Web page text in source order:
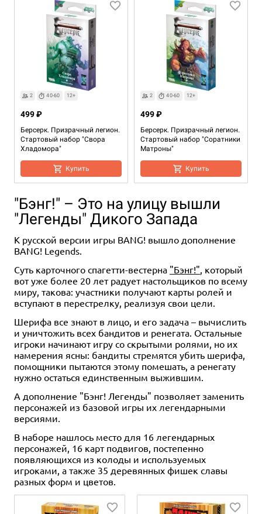
2 40-60 12+
Берсерк. Призрачный легион.
Стартовый набор "Свора
Хладомора"
499 ₽
Купить
2 40-60 12+
Берсерк. Призрачный легион.
Стартовый набор "Соратники
Матроны"
499 ₽
Купить
2 40-60 12+
Берсерк. Призрачный легион.
Бустер
1 отзыв
175 ₽
2 40-60 12+
Берсерк. Призрачный легион.
Дисплей бустеров
4 отзыва
3 490 ₽ 4 200 ₽ -17%
2 40-60 12+
Берсерк. Призрачный легион:
промокарта "Гном-латник"
100 бон.
2 40-60 12+
Берсерк. Призрачный легион:
промокарта "Караульный"
100 бон.
Купить
2 40-60 12+
Берсерк. Призрачный легион:
промокарта "Гладиатор"
100 бон.
2 40-60 12+
Берсерк. Призрачный легион:
промокарта "Небесная
стража"
100 бон.
Купить
2 40-60 12+
Берсерк. Призрачный легион:
промокарта "Болотный
фантом"
100 бон.
Купить
2 40-60 12+
Берсерк. Призрачный легион:
промокарта "Цербер"
100 бон.
Купить
2 40-60 12+
Берсерк. Призрачный легион:
промокарта "Снайпер
Керсам"
100 бон.
Купить
"Бэнг!" – Это на улицу вышли
"Легенды" Дикого Запада
К русской версии игры BANG! вышло дополнение
BANG! Legends.
Суть карточного спагетти-вестерна "Бэнг!", который
вот уже более 20 лет радует настольщиков по всему
миру, такова: участники получают карты ролей и
вступают в перестрелку, реализуя свои цели.
Шерифа все знают в лицо, и его задача – вычислить
и уничтожить всех бандитов и ренегата. Остальные
игроки начинают игру со скрытыми ролями, но их
намерения ясны: бандиты стремятся убить шерифа,
помощники пытаются этому помешать, а ренегату
нужно остаться единственным выжившим.
А дополнение "Бэнг! Легенды" позволяет заменить
персонажей из базовой игры их легендарными
версиями.
В наборе нашлось место для 16 легендарных
персонажей, 16 карт подвигов, постепенно
появляющихся из колоды и используемых
игроками, а также 35 деревянных фишек славы
разных форм и цветов.